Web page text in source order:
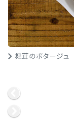
舞茸のポタージュ